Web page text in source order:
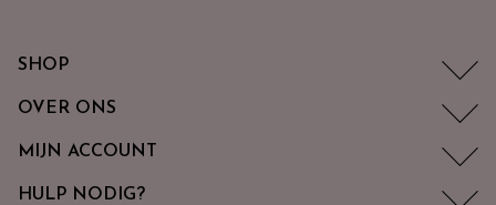
SHOP
OVER ONS
MIJN ACCOUNT
HULP NODIG?